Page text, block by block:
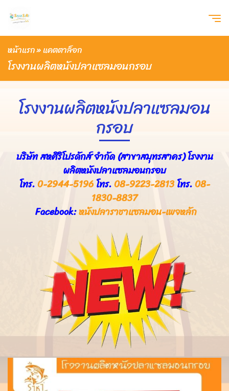
หน้าแรก»แคตตาล็อก
โรงงานผลิตหนังปลาแซลมอนกรอบ
โรงงานผลิตหนังปลาแซลมอน
กรอบ
บริษัท สหศิริโปรดักส์ จำกัด (สาขาสมุทรสาคร) โรงงาน
ผลิตหนังปลาแซลมอนกรอบ
โทร.0-2944-5196โทร.08-9223-2813โทร.08-
1830-8837
Facebook:หนังปลาราชาแซลมอน-เพจหลัก